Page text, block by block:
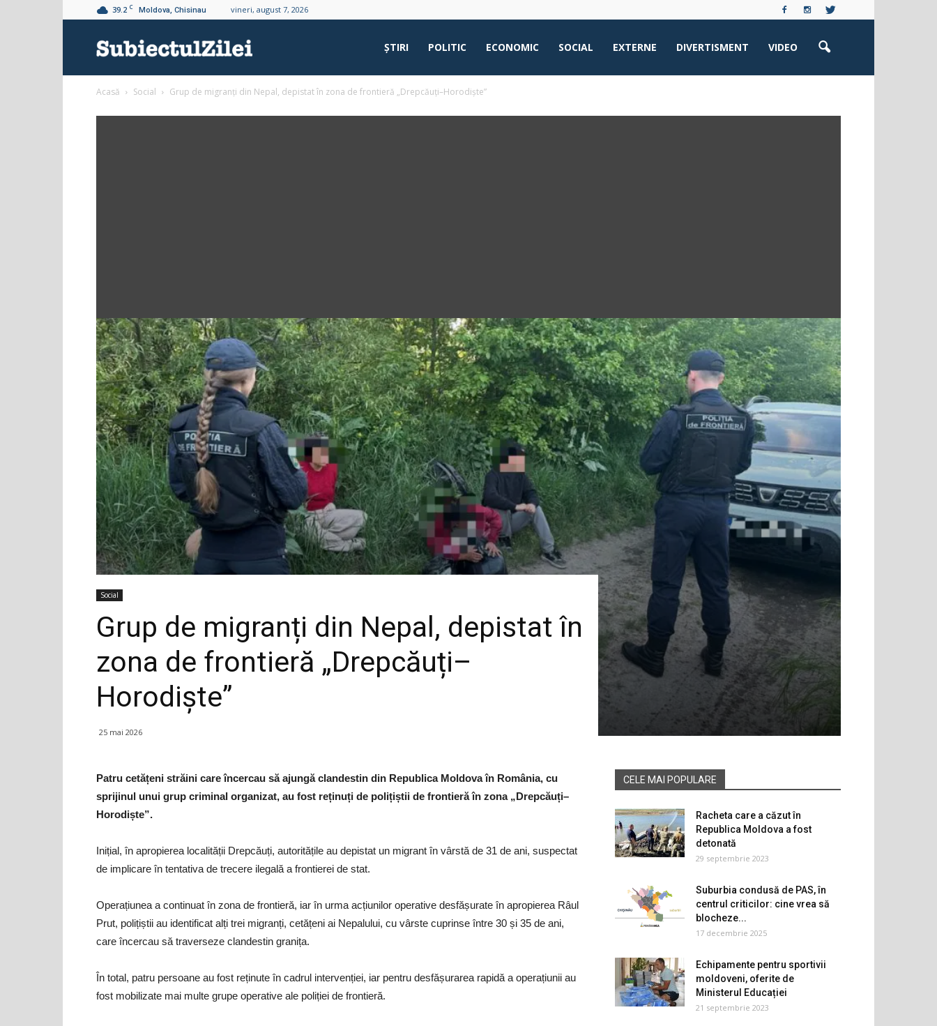
39.2 C Moldova, Chisinau vineri, august 7, 2026
ŞTIRI POLITIC ECONOMIC SOCIAL EXTERNE DIVERTISMENT VIDEO
Acasă Social Grup de migranți din Nepal, depistat în zona de frontieră „Drepcăuți–Horodiște”
Social
Grup de migranți din Nepal, depistat în
zona de frontieră „Drepcăuți–
Horodiște”
25 mai 2026
Patru cetățeni străini care încercau să ajungă clandestin din Republica Moldova în România, cu
sprijinul unui grup criminal organizat, au fost reținuți de polițiștii de frontieră în zona „Drepcăuți–
Horodiște”.
Inițial, în apropierea localității Drepcăuți, autoritățile au depistat un migrant în vârstă de 31 de ani, suspectat
de implicare în tentativa de trecere ilegală a frontierei de stat.
Operațiunea a continuat în zona de frontieră, iar în urma acțiunilor operative desfășurate în apropierea Râul
Prut, polițiștii au identificat alți trei migranți, cetățeni ai Nepalului, cu vârste cuprinse între 30 și 35 de ani,
care încercau să traverseze clandestin granița.
În total, patru persoane au fost reținute în cadrul intervenției, iar pentru desfășurarea rapidă a operațiunii au
fost mobilizate mai multe grupe operative ale poliției de frontieră.
CELE MAI POPULARE
Racheta care a căzut în
Republica Moldova a fost
detonată
29 septembrie 2023
Suburbia condusă de PAS, în
centrul criticilor: cine vrea să
blocheze...
17 decembrie 2025
Echipamente pentru sportivii
moldoveni, oferite de
Ministerul Educației
21 septembrie 2023